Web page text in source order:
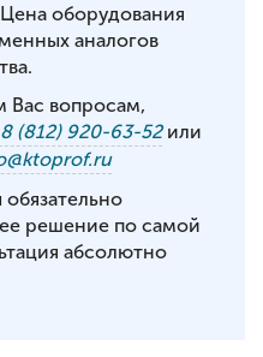
оборудования
аналогов
вопросам,
8 (812) 920-63-52или
решение по самой
абсолютно